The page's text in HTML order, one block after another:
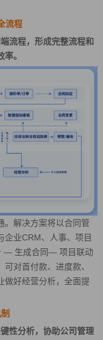
流程
流程，形成完整流程和
。
。解决方案将以合同管
企业CRM、人事、项目
— 生成合同— 项目联动
对首付款、进度款、
做好经营分析，全面提
性分析，协助公司管理